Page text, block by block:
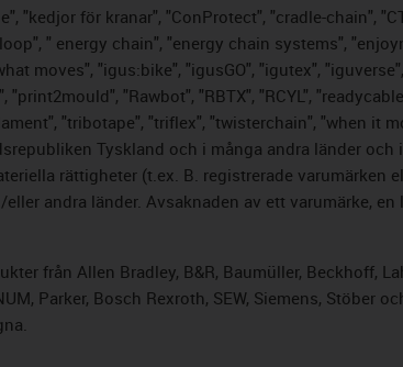
"kedjor för kranar", "ConProtect", "cradle-chain",
" energy chain", "energy chain systems",
moves", "igus:bike", "igusGO", "igutex",
"Rawbot", "RBTX", "RCYL",
"tribotape", "triflex", "twisterchain", "when
Tyskland och i många andra länder
rättigheter (t.ex. B. registrerade varumärken
andra länder. Avsaknaden av ett varumärke,
från Allen Bradley, B&R, Baumüller, Beckhoff,
Parker, Bosch Rexroth, SEW, Siemens,